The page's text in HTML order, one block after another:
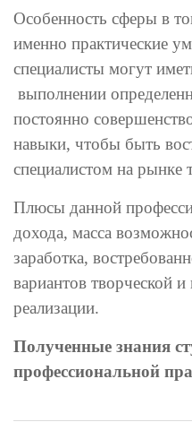
Особенность сферы в
именно практические
специалисты могут
выполнении
постоянно
навыки, чтобы быть
специалистом на рынке
Плюсы данной
дохода, масса
заработка,
вариантов творческой
реализации.
Полученные знания
профессиональной